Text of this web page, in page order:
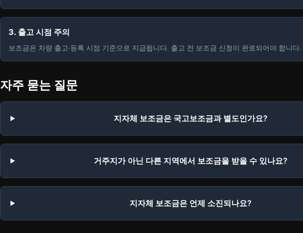
3. 출고 시점 주의
보조금은 차량 출고·등록 시점 기준으로 지급됩니다. 출고 전 보조금 신청이 완료되어야 합니다.
자주 묻는 질문
지자체 보조금은 국고보조금과 별도인가요?
거주지가 아닌 다른 지역에서 보조금을 받을 수 있나요?
지자체 보조금은 언제 소진되나요?